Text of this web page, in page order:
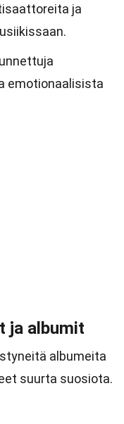
ja
emotionaalisista
ja albumit
albumeita
suurta suosiota.